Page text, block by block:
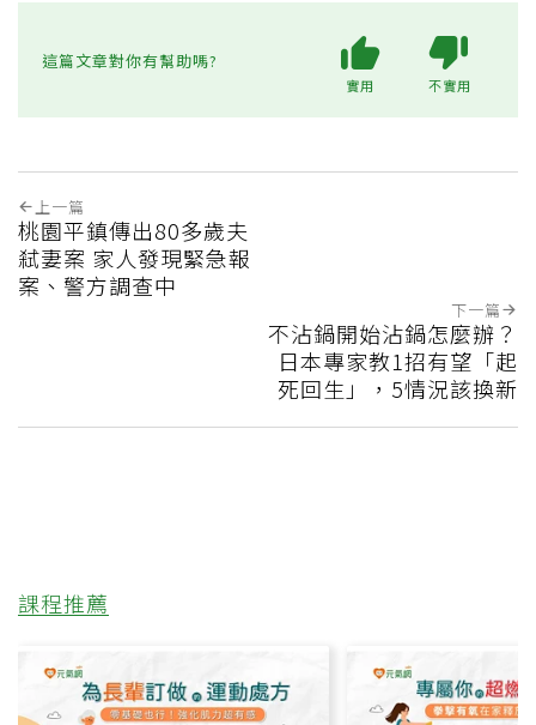
這篇文章對你有幫助嗎?
實用 不實用
上一篇
桃園平鎮傳出80多歲夫
弒妻案 家人發現緊急報
案、警方調查中
下一篇
不沾鍋開始沾鍋怎麼辦？
日本專家教1招有望「起
死回生」，5情況該換新
課程推薦